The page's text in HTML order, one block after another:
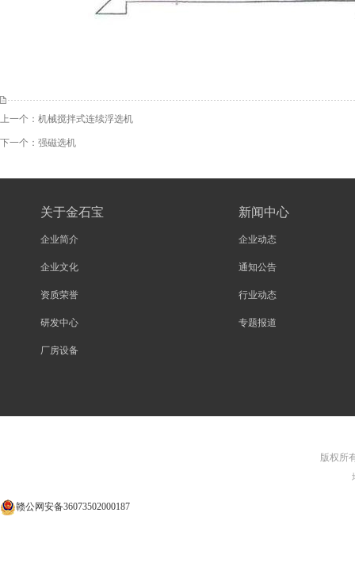
上一个： 机械搅拌式连续浮选机
下一个： 强磁选机
关于金石宝
企业简介
企业文化
资质荣誉
研发中心
厂房设备
新闻中心
企业动态
通知公告
行业动态
专题报道
版权所
赣公网安备36073502000187